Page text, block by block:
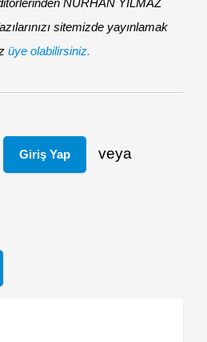
sitemizde yayınlamak
üye olabilirsiniz.
Giriş Yap veya